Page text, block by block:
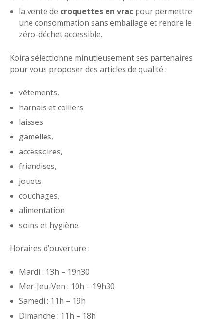
la vente de croquettes en vrac pour permettre
une consommation sans emballage et rendre le
zéro-déchet accessible.
Koira sélectionne minutieusement ses partenaires
pour vous proposer des articles de qualité :
vêtements,
harnais et colliers
laisses
gamelles,
accessoires,
friandises,
jouets
couchages,
alimentation
soins et hygiène.
Horaires d’ouverture :
Mardi : 13h – 19h30
Mer-Jeu-Ven : 10h – 19h30
Samedi : 11h – 19h
Dimanche : 11h – 18h